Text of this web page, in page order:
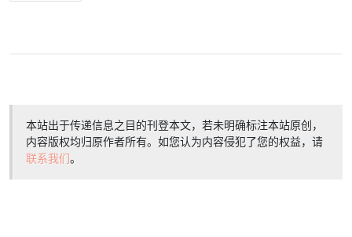
本站出于传递信息之目的刊登本文，若未明确标注本站原创，
内容版权均归原作者所有。如您认为内容侵犯了您的权益，请
联系我们。